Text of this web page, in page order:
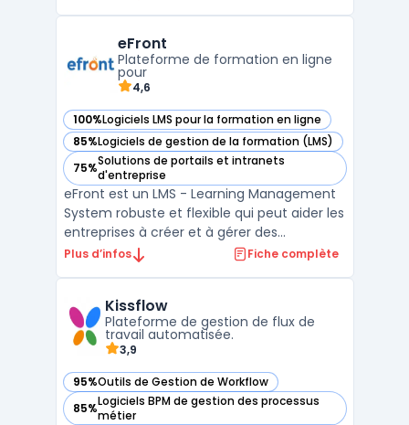
planification, la formation, la simulation,
etc. iObe ...
eFront
Plateforme de formation en ligne
pour
4,6
100%Logiciels LMS pour la formation en ligne
— voir eFront dans cette catégorie
85%Logiciels de gestion de la formation (LMS)
— voir eFront dans cette catégorie
75%Solutions de portails et intranets
d'entreprise
— voir eFront dans cette catégorie
eFront est un LMS - Learning Management
System robuste et flexible qui peut aider les
entreprises à créer et à gérer des
programmes de formation en ligne
apprenants et de distribuer du contenu
pédagogique, y compris des docum ...
Plus d’infos Fiche complète
Kissflow
Plateforme de gestion de flux de
travail automatisée.
3,9
95%Outils de Gestion de Workflow
— voir Kissflow dans cette catégorie
85%Logiciels BPM de gestion des processus
métier
— voir Kissflow dans cette catégorie